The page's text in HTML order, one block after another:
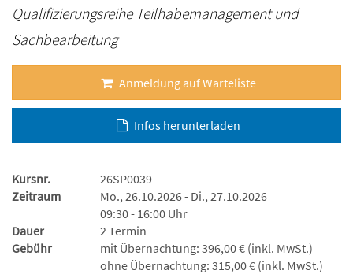
Qualifizierungsreihe Teilhabemanagement und
Sachbearbeitung
Anmeldung auf Warteliste
Infos herunterladen
Kursnr.
26SP0039
Zeitraum
Mo., 26.10.2026 - Di., 27.10.2026
09:30 - 16:00 Uhr
Dauer
2 Termin
Gebühr
mit Übernachtung: 396,00 € (inkl. MwSt.)
ohne Übernachtung: 315,00 € (inkl. MwSt.)